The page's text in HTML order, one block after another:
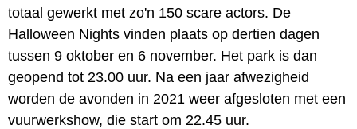
totaal gewerkt met zo'n 150 scare actors. De
Halloween Nights vinden plaats op dertien dagen
tussen 9 oktober en 6 november. Het park is dan
geopend tot 23.00 uur. Na een jaar afwezigheid
worden de avonden in 2021 weer afgesloten met een
vuurwerkshow, die start om 22.45 uur.